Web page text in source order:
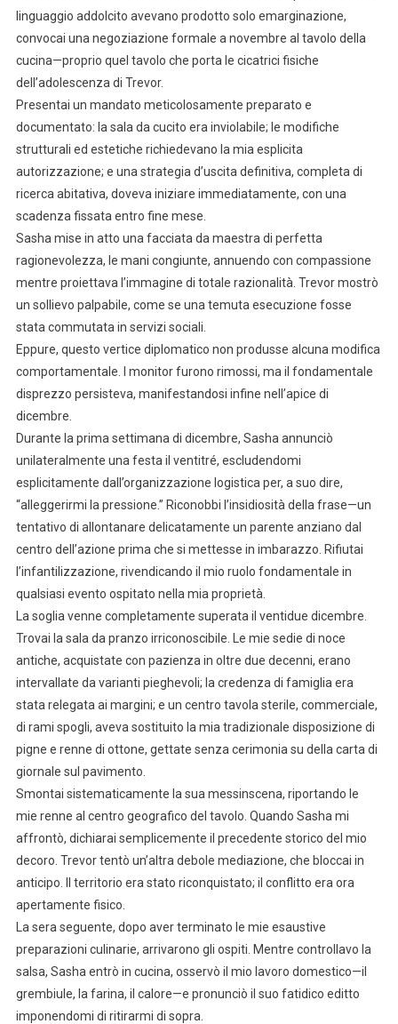
linguaggio addolcito avevano prodotto solo emarginazione,
convocai una negoziazione formale a novembre al tavolo della
cucina—proprio quel tavolo che porta le cicatrici fisiche
dell’adolescenza di Trevor.
Presentai un mandato meticolosamente preparato e
documentato: la sala da cucito era inviolabile; le modifiche
strutturali ed estetiche richiedevano la mia esplicita
autorizzazione; e una strategia d’uscita definitiva, completa di
ricerca abitativa, doveva iniziare immediatamente, con una
scadenza fissata entro fine mese.
Sasha mise in atto una facciata da maestra di perfetta
ragionevolezza, le mani congiunte, annuendo con compassione
mentre proiettava l’immagine di totale razionalità. Trevor mostrò
un sollievo palpabile, come se una temuta esecuzione fosse
stata commutata in servizi sociali.
Eppure, questo vertice diplomatico non produsse alcuna modifica
comportamentale. I monitor furono rimossi, ma il fondamentale
disprezzo persisteva, manifestandosi infine nell’apice di
dicembre.
Durante la prima settimana di dicembre, Sasha annunciò
unilateralmente una festa il ventitré, escludendomi
esplicitamente dall’organizzazione logistica per, a suo dire,
“alleggerirmi la pressione.” Riconobbi l’insidiosità della frase—un
tentativo di allontanare delicatamente un parente anziano dal
centro dell’azione prima che si mettesse in imbarazzo. Rifiutai
l’infantilizzazione, rivendicando il mio ruolo fondamentale in
qualsiasi evento ospitato nella mia proprietà.
La soglia venne completamente superata il ventidue dicembre.
Trovai la sala da pranzo irriconoscibile. Le mie sedie di noce
antiche, acquistate con pazienza in oltre due decenni, erano
intervallate da varianti pieghevoli; la credenza di famiglia era
stata relegata ai margini; e un centro tavola sterile, commerciale,
di rami spogli, aveva sostituito la mia tradizionale disposizione di
pigne e renne di ottone, gettate senza cerimonia su della carta di
giornale sul pavimento.
Smontai sistematicamente la sua messinscena, riportando le
mie renne al centro geografico del tavolo. Quando Sasha mi
affrontò, dichiarai semplicemente il precedente storico del mio
decoro. Trevor tentò un’altra debole mediazione, che bloccai in
anticipo. Il territorio era stato riconquistato; il conflitto era ora
apertamente fisico.
La sera seguente, dopo aver terminato le mie esaustive
preparazioni culinarie, arrivarono gli ospiti. Mentre controllavo la
salsa, Sasha entrò in cucina, osservò il mio lavoro domestico—il
grembiule, la farina, il calore—e pronunciò il suo fatidico editto
imponendomi di ritirarmi di sopra.